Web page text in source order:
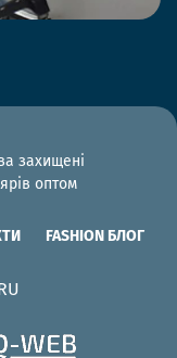
захищені
оптом
FASHION БЛОГ